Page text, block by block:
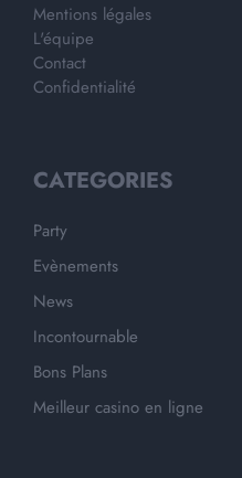
Mentions légales
L'équipe
Contact
Confidentialité
CATEGORIES
Party
Evènements
News
Incontournable
Bons Plans
Meilleur casino en ligne